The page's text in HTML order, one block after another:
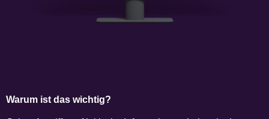
Warum ist das wichtig?